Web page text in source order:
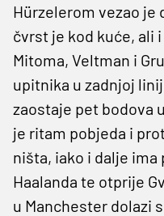
Hürzelerom vezao je
čvrst je kod kuće, ali
Mitoma, Veltman i
upitnika u zadnjoj
zaostaje pet bodova
je ritam pobjeda i
ništa, iako i dalje
Haalanda te otprije
u Manchester dolazi